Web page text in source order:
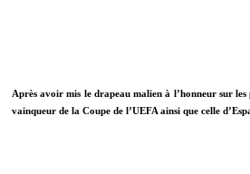
Après avoir mis le drapeau malien à l’honneur sur
vainqueur de la Coupe de l’UEFA ainsi que celle